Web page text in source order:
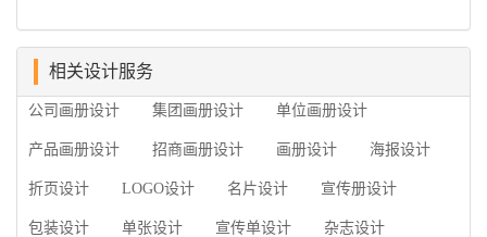
练掌握制作软件，深谙画册设...
产品画册设计要注重企业文化，引起客户关注 现
在企业都在使用产品画册来进行市场宣传，高档产品
个成功的高档产品画册设计，能够将一个公司的企业
相关设计服务
公司画册设计 集团画册设计 单位画册设计
产品画册设计 招商画册设计 画册设计 海报设计
折页设计 LOGO设计 名片设计 宣传册设计
包装设计 单张设计 宣传单设计 杂志设计